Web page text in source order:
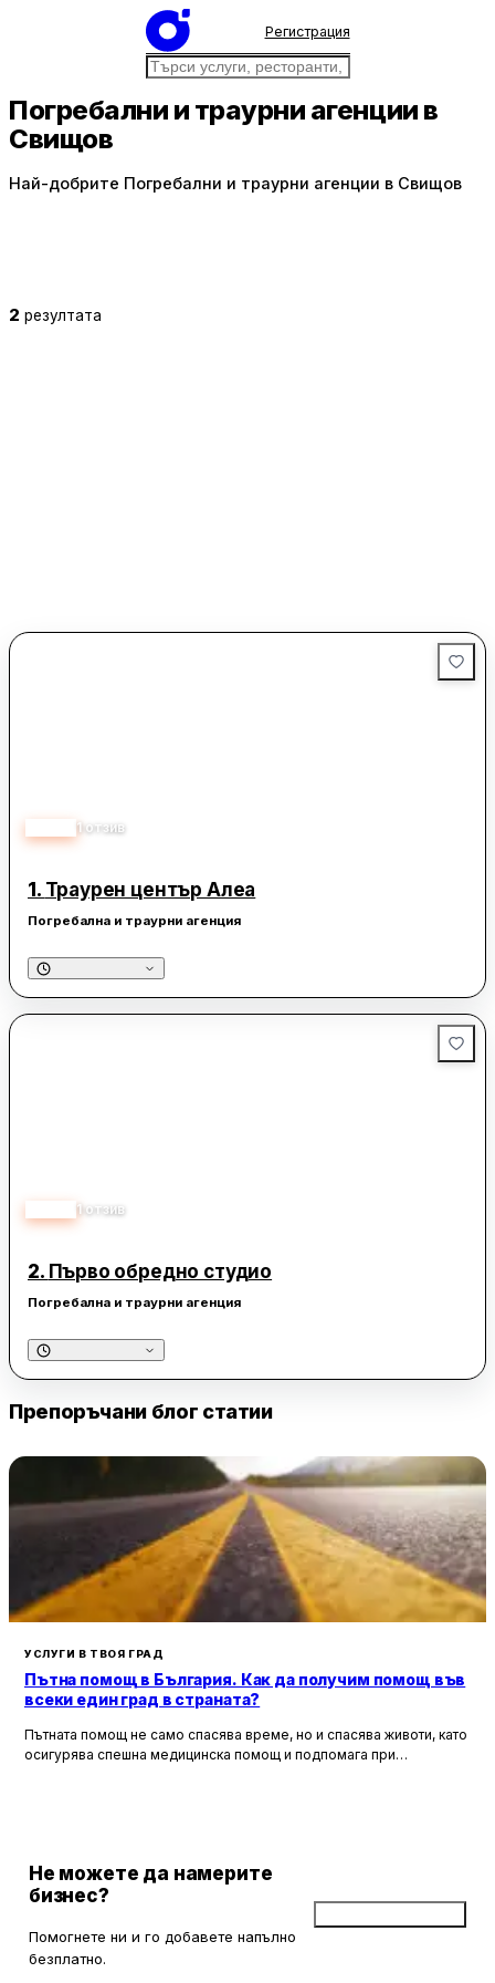
Регистрация
Погребални и траурни агенции в
Свищов
Най-добрите Погребални и траурни агенции в Свищов
2 резултата
1 отзив
1. Траурен център Алеа
Погребална и траурни агенция
1 отзив
2. Първо обредно студио
Погребална и траурни агенция
Препоръчани блог статии
УСЛУГИ В ТВОЯ ГРАД
Пътна помощ в България. Как да получим помощ във
всеки един град в страната?
Пътната помощ не само спасява време, но и спасява животи, като
осигурява спешна медицинска помощ и подпомага при
Не можете да намерите
бизнес?
Помогнете ни и го добавете напълно
безплатно.